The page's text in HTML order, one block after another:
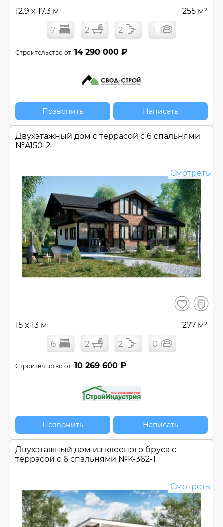
Мастер-спальня
Открытая терраса
Панорамные окна
Плоская крыша
Солнечная палуба
Цокольный этаж
Эксплуатируемая кровля
Регионы:
Строительство доступно для Регионов
Сбросить
12.9 x 17.3 м 255 м²
7 2 2 1
Строительство от: 14 290 000 ₽
Позвонить Написать
Двухэтажный дом c террасой с 6 спальнями
№A150-2
Смотреть
Сохранить
В
15 x 13 м 277 м²
6 2 2 0
Строительство от: 10 269 600 ₽
Позвонить Написать
Двухэтажный дом из клееного бруса c
террасой с 6 спальнями №K-362-1
Смотреть